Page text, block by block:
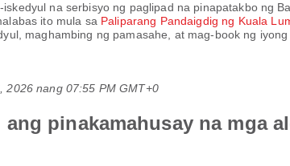
na serbisyo ng paglipad na pinapatakbo ng
ito mula sa Paliparang Pandaigdig ng Kuala
maghambing ng pamasahe, at mag-book ng
2026 nang 07:55 PM GMT+0
pinakamahusay na mga